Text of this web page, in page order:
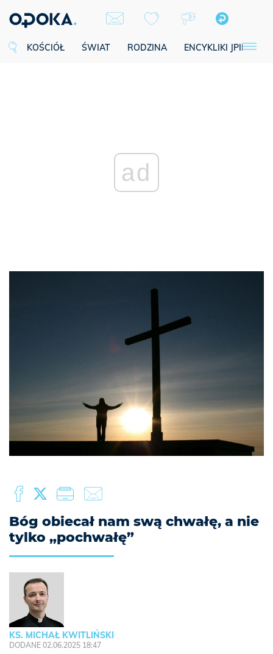
KOŚCIÓŁ ŚWIAT RODZINA ENCYKLIKI JPII
ad
Bóg obiecał nam swą chwałę, a nie
tylko „pochwałę”
KS. MICHAŁ KWITLIŃSKI
DODANE 02.06.2025 18:47